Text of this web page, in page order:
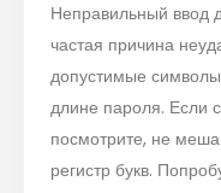
Неправильный ввод
частая причина
допустимые
длине пароля. Если
посмотрите, не
регистр букв.